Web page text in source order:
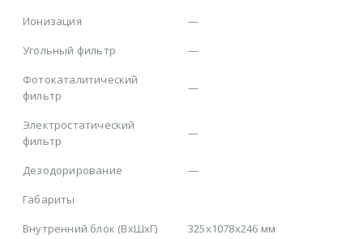
Ионизация
—
Угольный фильтр
—
Фотокаталитический
фильтр
—
Электростатический
фильтр
—
Дезодорирование
—
Габариты
Внутренний блок (ВхШхГ)
325x1078x246 мм